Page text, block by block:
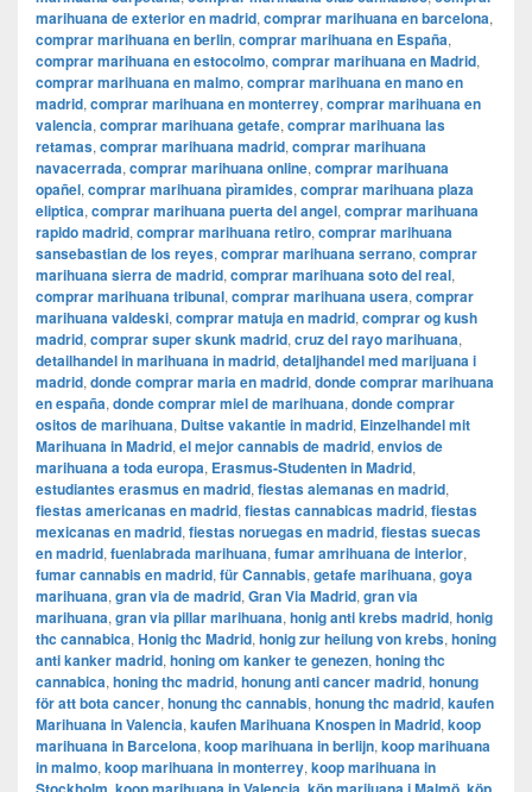
marihuana de exterior en madrid, comprar marihuana en barcelona,
comprar marihuana en berlin, comprar marihuana en España,
comprar marihuana en estocolmo, comprar marihuana en Madrid,
comprar marihuana en malmo, comprar marihuana en mano en
madrid, comprar marihuana en monterrey, comprar marihuana en
valencia, comprar marihuana getafe, comprar marihuana las
retamas, comprar marihuana madrid, comprar marihuana
navacerrada, comprar marihuana online, comprar marihuana
opañel, comprar marihuana pìramides, comprar marihuana plaza
eliptica, comprar marihuana puerta del angel, comprar marihuana
rapido madrid, comprar marihuana retiro, comprar marihuana
sansebastian de los reyes, comprar marihuana serrano, comprar
marihuana sierra de madrid, comprar marihuana soto del real,
comprar marihuana tribunal, comprar marihuana usera, comprar
marihuana valdeski, comprar matuja en madrid, comprar og kush
madrid, comprar super skunk madrid, cruz del rayo marihuana,
detailhandel in marihuana in madrid, detaljhandel med marijuana i
madrid, donde comprar maria en madrid, donde comprar marihuana
en españa, donde comprar miel de marihuana, donde comprar
ositos de marihuana, Duitse vakantie in madrid, Einzelhandel mit
Marihuana in Madrid, el mejor cannabis de madrid, envios de
marihuana a toda europa, Erasmus-Studenten in Madrid,
estudiantes erasmus en madrid, fiestas alemanas en madrid,
fiestas americanas en madrid, fiestas cannabicas madrid, fiestas
mexicanas en madrid, fiestas noruegas en madrid, fiestas suecas
en madrid, fuenlabrada marihuana, fumar amrihuana de interior,
fumar cannabis en madrid, für Cannabis, getafe marihuana, goya
marihuana, gran via de madrid, ​​Gran Via Madrid, gran via
marihuana, gran via pillar marihuana, honig anti krebs madrid, honig
thc cannabica, Honig thc Madrid, honig zur heilung von krebs, honing
anti kanker madrid, honing om kanker te genezen, honing thc
cannabica, honing thc madrid, honung anti cancer madrid, honung
för att bota cancer, honung thc cannabis, honung thc madrid, kaufen
Marihuana in Valencia, kaufen Marihuana Knospen in Madrid, koop
marihuana in Barcelona, koop marihuana in berlijn, koop marihuana
in malmo, koop marihuana in monterrey, koop marihuana in